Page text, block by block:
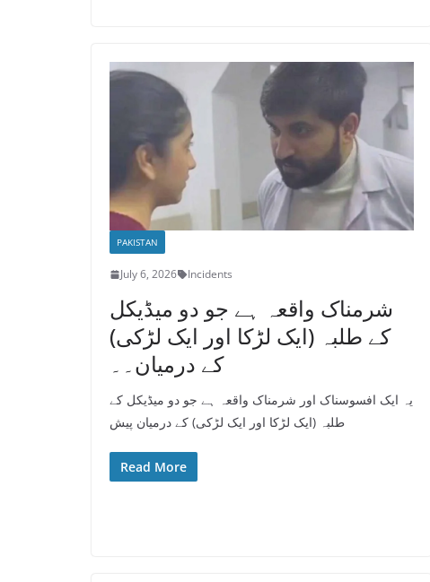
PAKISTAN
July 6, 2026 Incidents
شرمناک واقعہ ہے جو دو میڈیکل
کے طلبہ (ایک لڑکا اور ایک لڑکی)
کے درمیان۔۔
یہ ایک افسوسناک اور شرمناک واقعہ ہے جو دو میڈیکل کے
طلبہ (ایک لڑکا اور ایک لڑکی) کے درمیان پیش
Read More